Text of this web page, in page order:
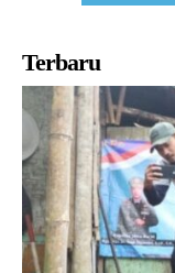
Terbaru